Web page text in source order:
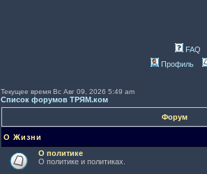
FAQ
Профиль
Текущее время Вс Авг 09, 2026 5:49 am
Список форумов ТРЯМ.ком
Форум
О Жизни
О политике
О политике и политиках.